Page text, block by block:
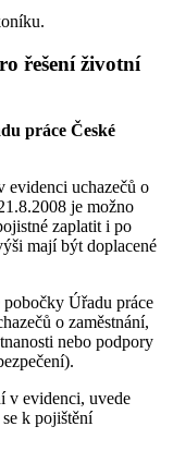
řešení životní
práce České
evidenci uchazečů o
je možno
zaplatit i po
mají být doplacené
Úřadu práce
o zaměstnání,
nebo podpory
v evidenci, uvede
k pojištění